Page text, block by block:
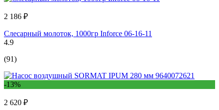
2 186 ₽
Слесарный молоток, 1000гр Inforce 06-16-11
4.9
(91)
-13%
2 620 ₽